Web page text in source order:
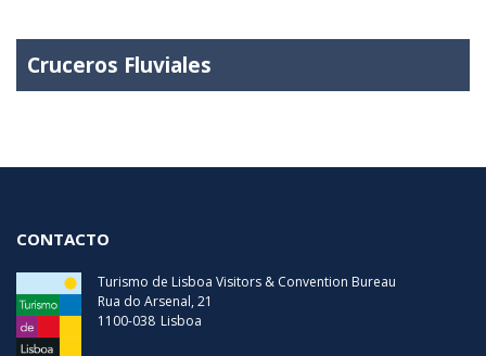
Cruceros Fluviales
CONTACTO
Turismo de Lisboa Visitors & Convention Bureau
Rua do Arsenal, 21
1100-038 Lisboa